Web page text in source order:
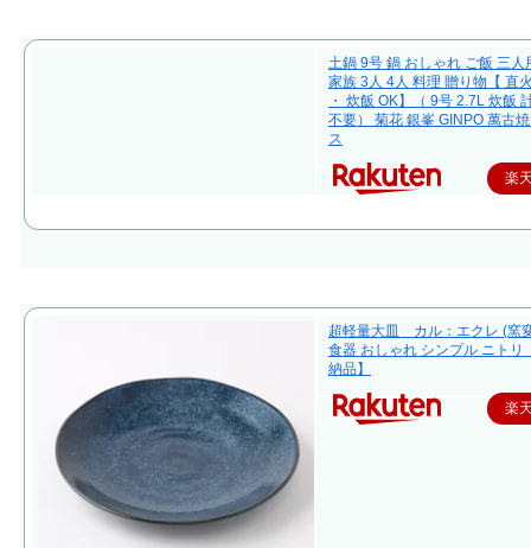
土鍋 9号 鍋 おしゃれ ご飯 三人
家族 3人 4人 料理 贈り物【 直
・ 炊飯 OK】（ 9号 2.7L 炊飯
不要） 菊花 銀峯 GINPO 萬古
ス
楽
超軽量大皿 カル：エクレ (窯
食器 おしゃれ シンプル ニトリ
納品】
楽